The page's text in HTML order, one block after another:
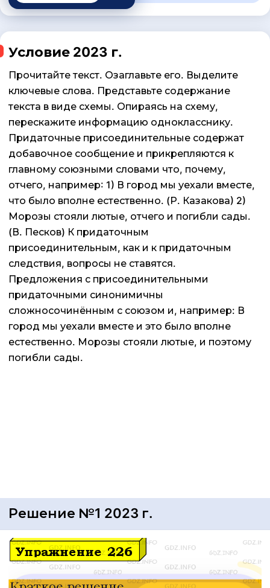
Условие 2023 г.
Прочитайте текст. Озаглавьте его. Выделите
ключевые слова. Представьте содержание
текста в виде схемы. Опираясь на схему,
перескажите информацию однокласснику.
Придаточные присоединительные содержат
добавочное сообщение и прикрепляются к
главному союзными словами что, почему,
отчего, например: 1) В город мы уехали вместе,
что было вполне естественно. (Р. Казакова) 2)
Морозы стояли лютые, отчего и погибли сады.
(В. Песков) К придаточным
присоединительным, как и к придаточным
следствия, вопросы не ставятся.
Предложения с присоединительными
придаточными синонимичны
сложносочинённым с союзом и, например: В
город мы уехали вместе и это было вполне
естественно. Морозы стояли лютые, и поэтому
погибли сады.
Решение №1 2023 г.